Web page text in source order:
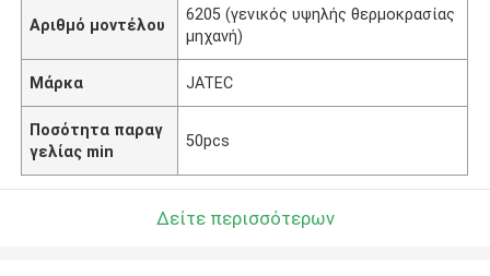
Αριθμό μοντέλου
6205 (γενικός υψηλής θερμοκρασίας
μηχανή)
Μάρκα JATEC
Ποσότητα παραγ
γελίας min
50pcs
Δείτε περισσότερων